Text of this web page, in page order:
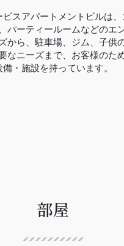
スアパートメントビルは、
パーティールームなどのエ
から、駐車場、ジム、子供
なニーズまで、お客様のた
備・施設を持っています。
部屋